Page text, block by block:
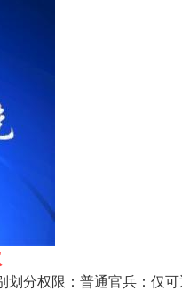
分权限：普通官兵：仅